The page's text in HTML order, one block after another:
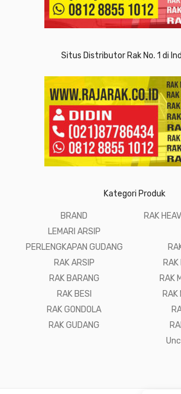
Situs Distributor Rak No. 1 di
Kategori Produk
BRAND
LEMARI ARSIP
PERLENGKAPAN GUDANG
RAK ARSIP
RAK BARANG
RAK BESI
RAK GONDOLA
RAK GUDANG
RAK
RAK
RAK